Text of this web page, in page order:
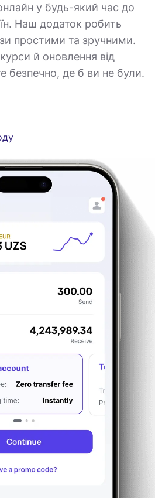
у будь-який час до
Наш додаток робить
простими та зручними.
й оновлення від
безпечно, де б ви не були.